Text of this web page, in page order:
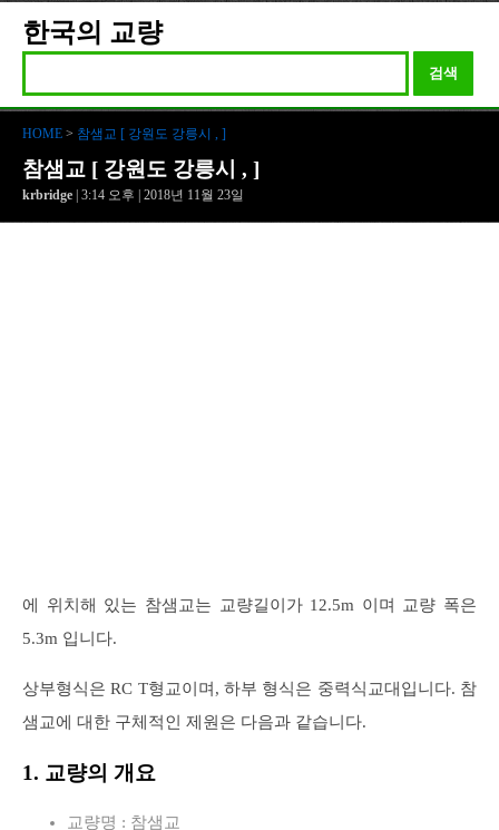
한국의 교량
검색
HOME > 참샘교 [ 강원도 강릉시 , ]
참샘교 [ 강원도 강릉시 , ]
krbridge | 3:14 오후 | 2018년 11월 23일
에 위치해 있는 참샘교는 교량길이가 12.5m 이며 교량 폭은
5.3m 입니다.
상부형식은 RC T형교이며, 하부 형식은 중력식교대입니다. 참
샘교에 대한 구체적인 제원은 다음과 같습니다.
1. 교량의 개요
교량명 : 참샘교